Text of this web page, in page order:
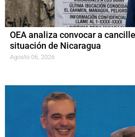
OEA analiza convocar a
situación de Nicaragua
Agosto 06, 2026